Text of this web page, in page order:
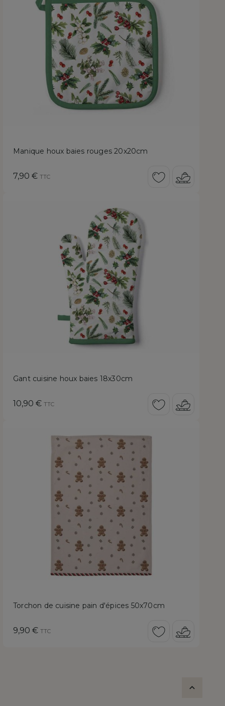
Manique houx baies rouges 20x20cm
Prix
7,90 € TTC
Gant cuisine houx baies 18x30cm
Prix
10,90 € TTC
Torchon de cuisine pain d'épices 50x70cm
Prix
9,90 € TTC
